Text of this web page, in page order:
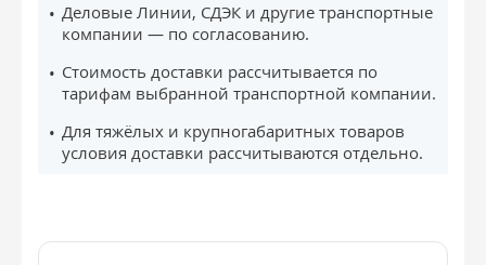
Деловые Линии, СДЭК и другие транспортные
компании — по согласованию.
Стоимость доставки рассчитывается по
тарифам выбранной транспортной компании.
Для тяжёлых и крупногабаритных товаров
условия доставки рассчитываются отдельно.